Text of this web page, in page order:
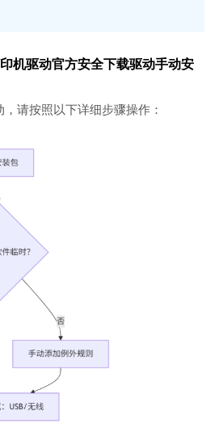
机驱动官方安全下载驱动手动安
请按照以下详细步骤操作：